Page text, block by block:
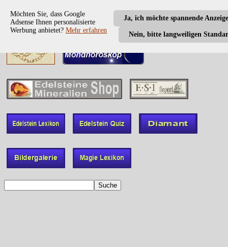
Ja, ich möchte spannende
Nein, bitte langweiligen
Möchten Sie, dass Google
Adsense Ihnen personalisierte
Werbung anbietet? Mehr erfahren